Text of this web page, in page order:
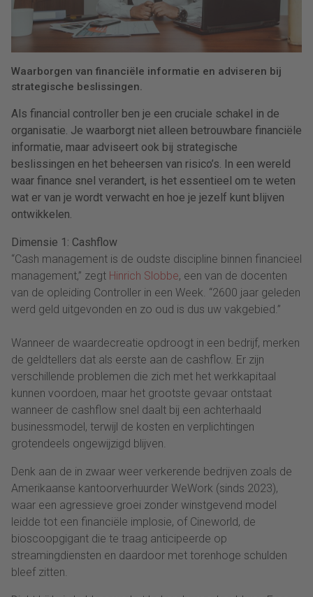
Waarborgen van financiële informatie en adviseren bij
strategische beslissingen.
Als financial controller ben je een cruciale schakel in de
organisatie. Je waarborgt niet alleen betrouwbare financiële
informatie, maar adviseert ook bij strategische
beslissingen en het beheersen van risico’s. In een wereld
waar finance snel verandert, is het essentieel om te weten
wat er van je wordt verwacht en hoe je jezelf kunt blijven
ontwikkelen.
Dimensie 1: Cashflow
“Cash management is de oudste discipline binnen financieel
management,” zegt Hinrich Slobbe, een van de docenten
van de opleiding Controller in een Week. “2600 jaar geleden
werd geld uitgevonden en zo oud is dus uw vakgebied.”
Wanneer de waardecreatie opdroogt in een bedrijf, merken
de geldtellers dat als eerste aan de cashflow. Er zijn
verschillende problemen die zich met het werkkapitaal
kunnen voordoen, maar het grootste gevaar ontstaat
wanneer de cashflow snel daalt bij een achterhaald
businessmodel, terwijl de kosten en verplichtingen
grotendeels ongewijzigd blijven.
Denk aan de in zwaar weer verkerende bedrijven zoals de
Amerikaanse kantoorverhuurder WeWork (sinds 2023),
waar een agressieve groei zonder winstgevend model
leidde tot een financiële implosie, of Cineworld, de
bioscoopgigant die te traag anticipeerde op
streamingdiensten en daardoor met torenhoge schulden
bleef zitten.